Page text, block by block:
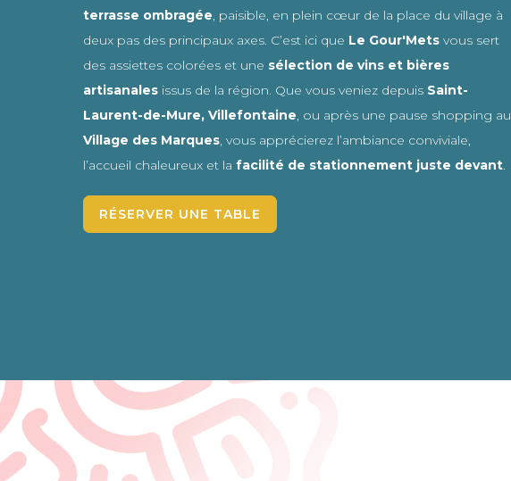
terrasse ombragée, paisible, en plein cœur de la place du village à
deux pas des principaux axes. C’est ici que Le Gour'Metsvous sert
des assiettes colorées et une sélection de vins et bières
artisanalesissus de la région. Que vous veniez depuis Saint-
Laurent-de-Mure, Villefontaine, ou après une pause shopping au
Village des Marques, vous apprécierez l’ambiance conviviale,
l’accueil chaleureux et la facilité de stationnement juste devant.
RÉSERVER UNE TABLE